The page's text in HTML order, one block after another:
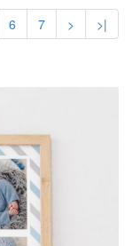
6 7 > >|